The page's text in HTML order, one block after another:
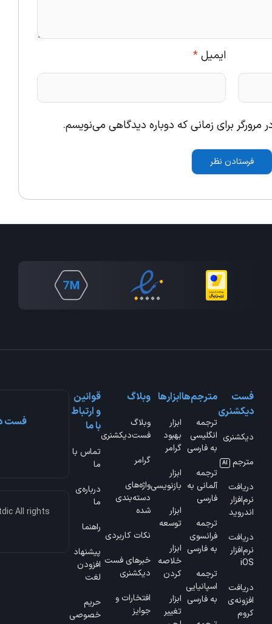
ایمیل*
برای زمانی که دوباره دیدگاهی می‌نویسم.
فست
دیکشنری
دیکشنری
مترجم
AI
دریافت
نرم‌افزار
اندروید
دریافت
نرم‌افزار
iOS
دریافت
افزونه‌ی
کروم
مترجم‌ها
ترجمه
انگلیسی
به فارسی
ترجمه
آلمانی به
فارسی
ترجمه
فرانسوی
به فارسی
ترجمه
اسپانیایی
به فارسی
ابزارها
ابزار
بهبود
گرامر
ابزار
بازنویسی
ابزار
توسعه
ابزار
خلاصه
کردن
ابزار
تغییر
وبلاگ
وبلاگ
فست‌دیکشنری
گرامر
واژه‌های
دسته‌بندی
شده
نکات کاربردی
خبرهای فست
دیکشنری
افتخارات و
جوایز
قوانین
و ارتباط
با ما
تماس با
ما
درباره‌ی
ما
راهنما
پیشنهاد
افزودن
لغت
حریم
خصوصی
فست
All rights